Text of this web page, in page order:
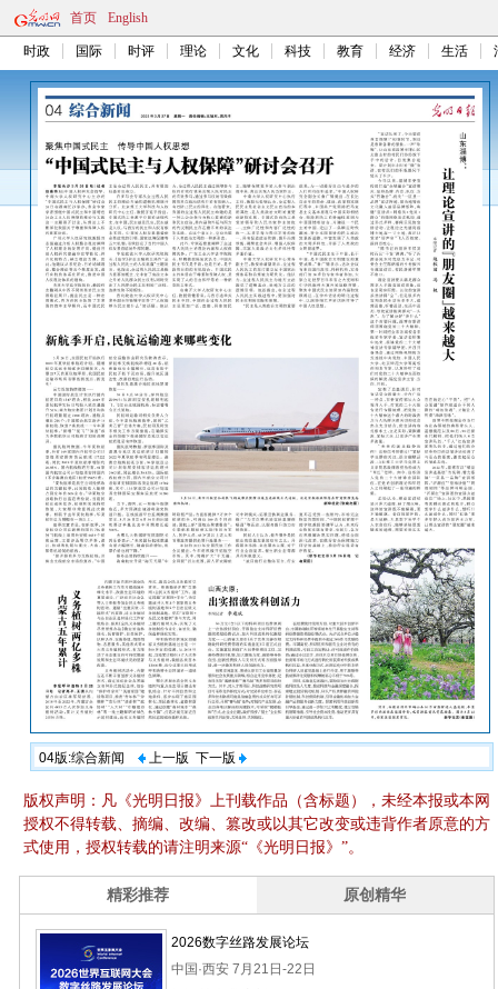
首页 English
时政 国际 时评 理论 文化 科技 教育 经济 生活
04版:综合新闻 上一版 下一版
版权声明：凡《光明日报》上刊载作品（含标题），未经本报或本网
授权不得转载、摘编、改编、篡改或以其它改变或违背作者原意的方
式使用，授权转载的请注明来源“《光明日报》”。